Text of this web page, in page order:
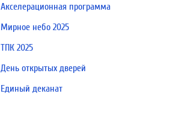
Акселерационная программа
Мирное небо 2025
ТПК 2025
День открытых дверей
Единый деканат